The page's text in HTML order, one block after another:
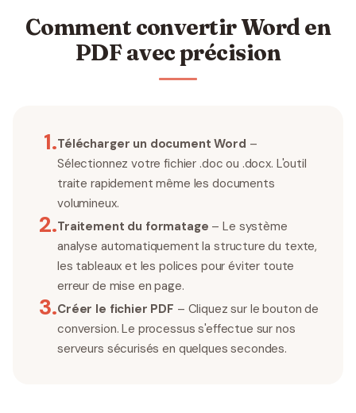
Comment convertir Word en
PDF avec précision
1.Télécharger un document Word –
Sélectionnez votre fichier .doc ou .docx. L'outil
traite rapidement même les documents
volumineux.
2.Traitement du formatage – Le système
analyse automatiquement la structure du texte,
les tableaux et les polices pour éviter toute
erreur de mise en page.
3.Créer le fichier PDF – Cliquez sur le bouton de
conversion. Le processus s'effectue sur nos
serveurs sécurisés en quelques secondes.